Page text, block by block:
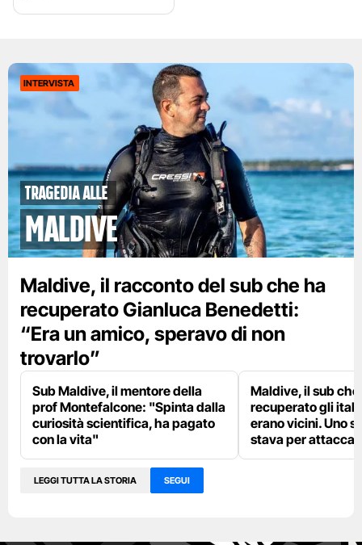
INTERVISTA
tragedia alle
Maldive
Maldive, il racconto del sub che ha
recuperato Gianluca Benedetti:
“Era un amico, speravo di non
trovarlo”
Sub Maldive, il mentore della
prof Montefalcone: "Spinta dalla
curiosità scientifica, ha pagato
con la vita"
Maldive, il sub che
recuperato gli
erano vicini. Uno
stava per
LEGGI TUTTA LA STORIA SEGUI